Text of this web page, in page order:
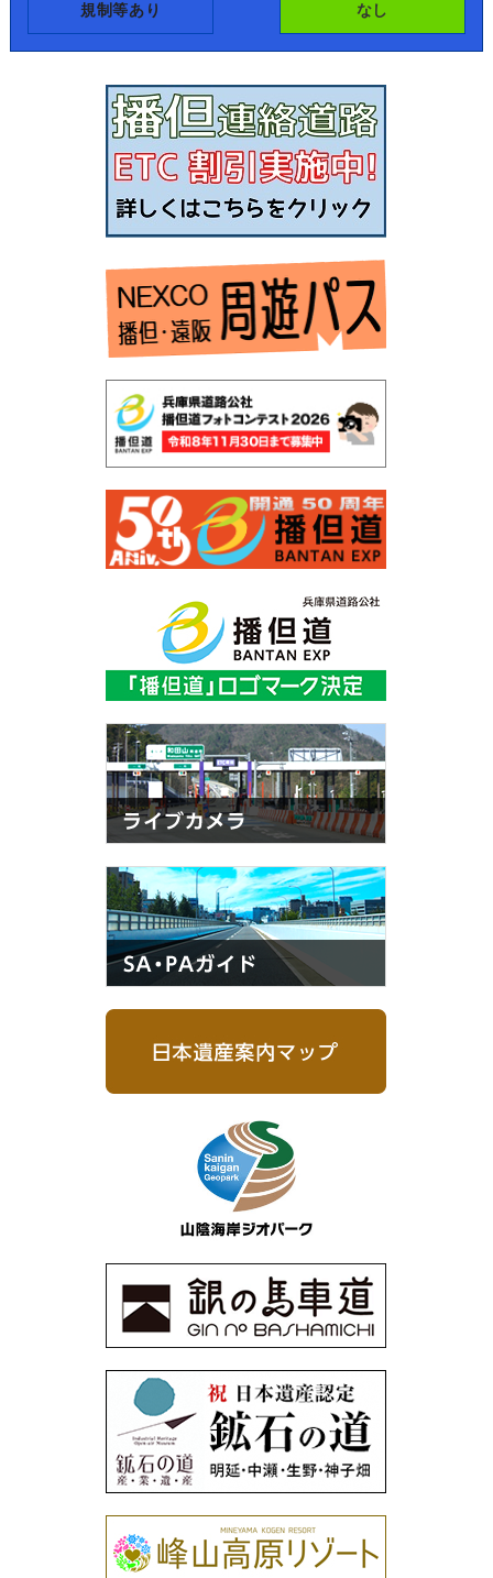
規制等あり なし